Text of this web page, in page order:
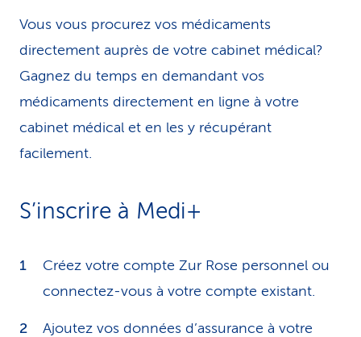
Vous vous procurez vos médicaments
directement auprès de votre cabinet médical?
Gagnez du temps en demandant vos
médicaments directement en ligne à votre
cabinet médical et en les y récupérant
facilement.
S’inscrire à Medi+
Créez votre compte Zur Rose personnel ou
connectez-vous à votre compte existant.
Ajoutez vos données d’assurance à votre